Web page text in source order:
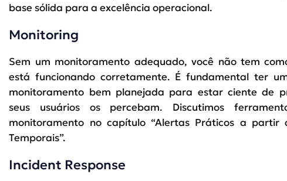
base sólida para a excelência operacional.
Monitoring
Sem um monitoramento adequado, você não tem
está funcionando corretamente. É fundamental ter
monitoramento bem planejada para estar ciente de
seus usuários os percebam. Discutimos
monitoramento no capítulo “Alertas Práticos a partir
Temporais”.
Incident Response